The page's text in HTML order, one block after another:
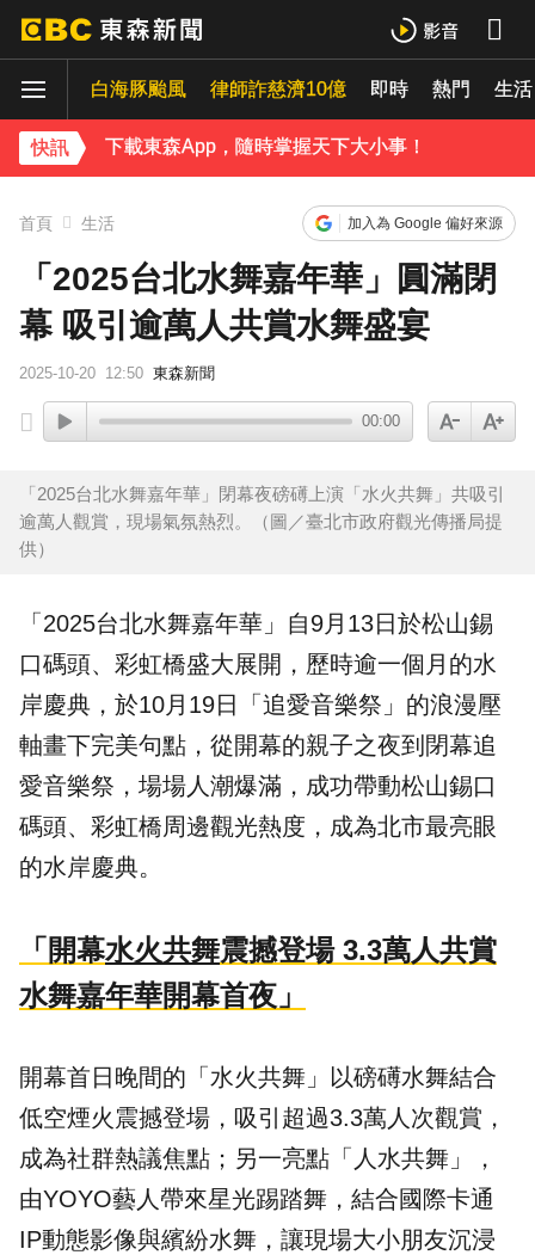
白海豚颱風 律師詐慈濟10億 即時 熱門 生活
快訊
許富凱暴瘦7公斤登台！「臉明顯凹陷」嚇壞媽媽 父親節憶亡父淚崩
下載東森App，隨時掌握天下大小事！
胡瓜挑戰韓團爆紅「震胸舞」！賣力狂震笑翻全場 慘被虧：是在震肚子？
首頁 生活 加入為 Google 偏好來源
「2025台北水舞嘉年華」圓滿閉
幕 吸引逾萬人共賞水舞盛宴
2025-10-20 12:50 東森新聞
00:00
「2025台北水舞嘉年華」閉幕夜磅礡上演「水火共舞」共吸引
逾萬人觀賞，現場氣氛熱烈。（圖／臺北市政府觀光傳播局提
供）
「 2025台北水舞嘉年華 」自9月13日於松山錫
口碼頭、彩虹橋盛大展開，歷時逾一個月的水
岸慶典，於10月19日「 追愛音樂祭 」的浪漫壓
軸畫下完美句點，從開幕的親子之夜到閉幕追
愛音樂祭，場場人潮爆滿，成功帶動松山錫口
碼頭、彩虹橋周邊觀光熱度，成為北市最亮眼
的水岸慶典。
「開幕水火共舞震撼登場 3.3萬人共賞
水舞嘉年華開幕首夜」
開幕首日晚間的「水火共舞」以磅礡水舞結合
低空煙火震撼登場，吸引超過3.3萬人次觀賞，
成為社群熱議焦點；另一亮點「人水共舞」，
由YOYO藝人 帶來星光踢踏舞，結合國際卡通
IP動態影像與繽紛水舞，讓現場大小朋友沉浸